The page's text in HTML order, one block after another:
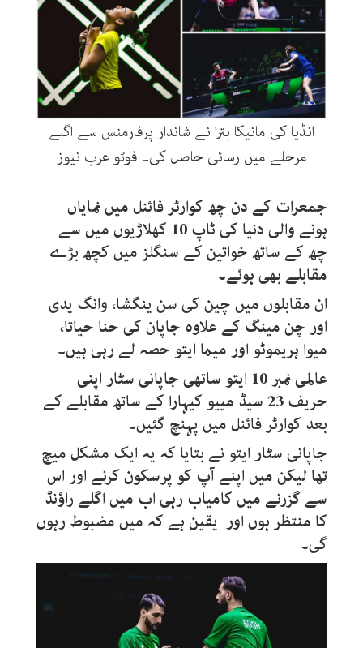
انڈیا کی مانیکا بترا نے شاندار پرفارمنس سے اگلے
مرحلے میں رسائی حاصل کی۔ فوٹو عرب نیوز
جمعرات کے دن چھ کوارٹر فائنل میں نمایاں
ہونے والی دنیا کی ٹاپ 10 کھلاڑیوں میں سے
چھ کے ساتھ خواتین کے سنگلز میں کچھ بڑے
مقابلے بھی ہوئے۔
ان مقابلوں میں چین کی سن ینگشا، وانگ یدی
اور چن مینگ کے علاوہ جاپان کی حنا حیاتا،
میوا ہریموٹو اور میما ایتو حصہ لے رہی ہیں۔
عالمی نمبر 10 ایتو ساتھی جاپانی سٹار اپنی
حریف 23 سیڈ مییو کیہارا کے ساتھ مقابلے کے
بعد کوارٹر فائنل میں پہنچ گئیں۔
جاپانی سٹار ایتو نے بتایا کہ یہ ایک مشکل میچ
تھا لیکن میں اپنے آپ کو پرسکون کرنے اور اس
سے گزرنے میں کامیاب رہی اب میں اگلے راؤنڈ
کا منتظر ہوں اور یقین ہے کہ میں مضبوط رہوں
گی۔